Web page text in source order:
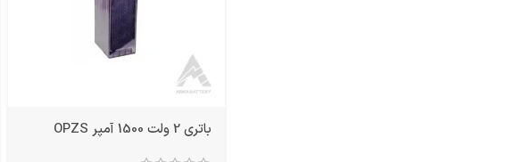
باتری 2 ولت 1500 آمپر OPZS